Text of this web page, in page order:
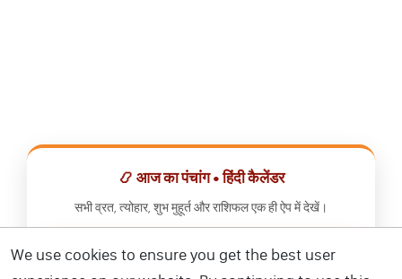
📿 आज का पंचांग • हिंदी कैलेंडर
सभी व्रत, त्योहार, शुभ मुहूर्त और राशिफल एक ही ऐप में देखें।
📅 हिंदी कैलेंडर ऐप डाउनलोड करें
We use cookies to ensure you get the best user